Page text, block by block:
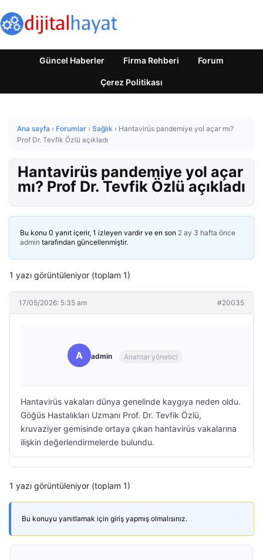
Güncel Haberler Firma Rehberi Forum
Çerez Politikası
Ana sayfa › Forumlar › Sağlık › Hantavirüs pandemiye yol açar mı?
Prof Dr. Tevfik Özlü açıkladı
Hantavirüs pandemiye yol açar
mı? Prof Dr. Tevfik Özlü açıkladı
Bu konu 0 yanıt içerir, 1 izleyen vardır ve en son 2 ay 3 hafta önce
admin tarafından güncellenmiştir.
1 yazı görüntüleniyor (toplam 1)
17/05/2026: 5:35 am #20035
A admin Anahtar yönetici
Hantavirüs vakaları dünya genelinde kaygıya neden oldu.
Göğüs Hastalıkları Uzmanı Prof. Dr. Tevfik Özlü,
kruvaziyer gemisinde ortaya çıkan hantavirüs vakalarına
ilişkin değerlendirmelerde bulundu.
1 yazı görüntüleniyor (toplam 1)
Bu konuyu yanıtlamak için giriş yapmış olmalısınız.